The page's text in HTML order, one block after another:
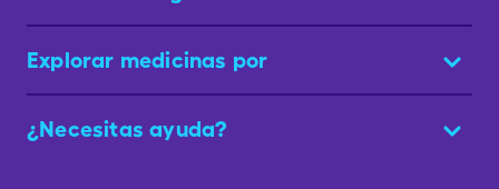
Explorar medicinas por
¿Necesitas ayuda?